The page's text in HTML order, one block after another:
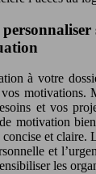
à votre
motivations.
et vos
motivation
et claire.
et
les